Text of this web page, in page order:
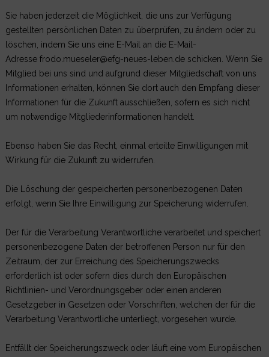
Sie haben jederzeit die Möglichkeit, die uns zur Verfügung
gestellten persönlichen Daten zu überprüfen, zu ändern oder zu
löschen, indem Sie uns eine E-Mail an die E-Mail-
Adresse frodo.mueseler@efg-neues-leben.de schicken. Wenn Sie
Mitglied bei uns sind und aufgrund dieser Mitgliedschaft von uns
Informationen erhalten, können Sie dort auch den Empfang dieser
Informationen für die Zukunft ausschließen, sofern es sich nicht
um notwendige Mitgliederinformationen handelt.
Ebenso haben Sie das Recht, einmal erteilte Einwilligungen mit
Wirkung für die Zukunft zu widerrufen.
Die Löschung der gespeicherten personenbezogenen Daten
erfolgt, wenn Sie Ihre Einwilligung zur Speicherung widerrufen.
Der für die Verarbeitung Verantwortliche verarbeitet und speichert
personenbezogene Daten der betroffenen Person nur für den
Zeitraum, der zur Erreichung des Speicherungszwecks
erforderlich ist oder sofern dies durch den Europäischen
Richtlinien- und Verordnungsgeber oder einen anderen
Gesetzgeber in Gesetzen oder Vorschriften, welchen der für die
Verarbeitung Verantwortliche unterliegt, vorgesehen wurde.
Entfällt der Speicherungszweck oder läuft eine vom Europäischen